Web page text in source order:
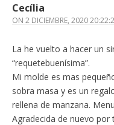
Cecília
ON 2 DICIEMBRE, 2020
La he vuelto a hacer un
“requetebuenísima”.
Mi molde es mas
sobra masa y es un
rellena de manzana.
Agradecida de nuevo por